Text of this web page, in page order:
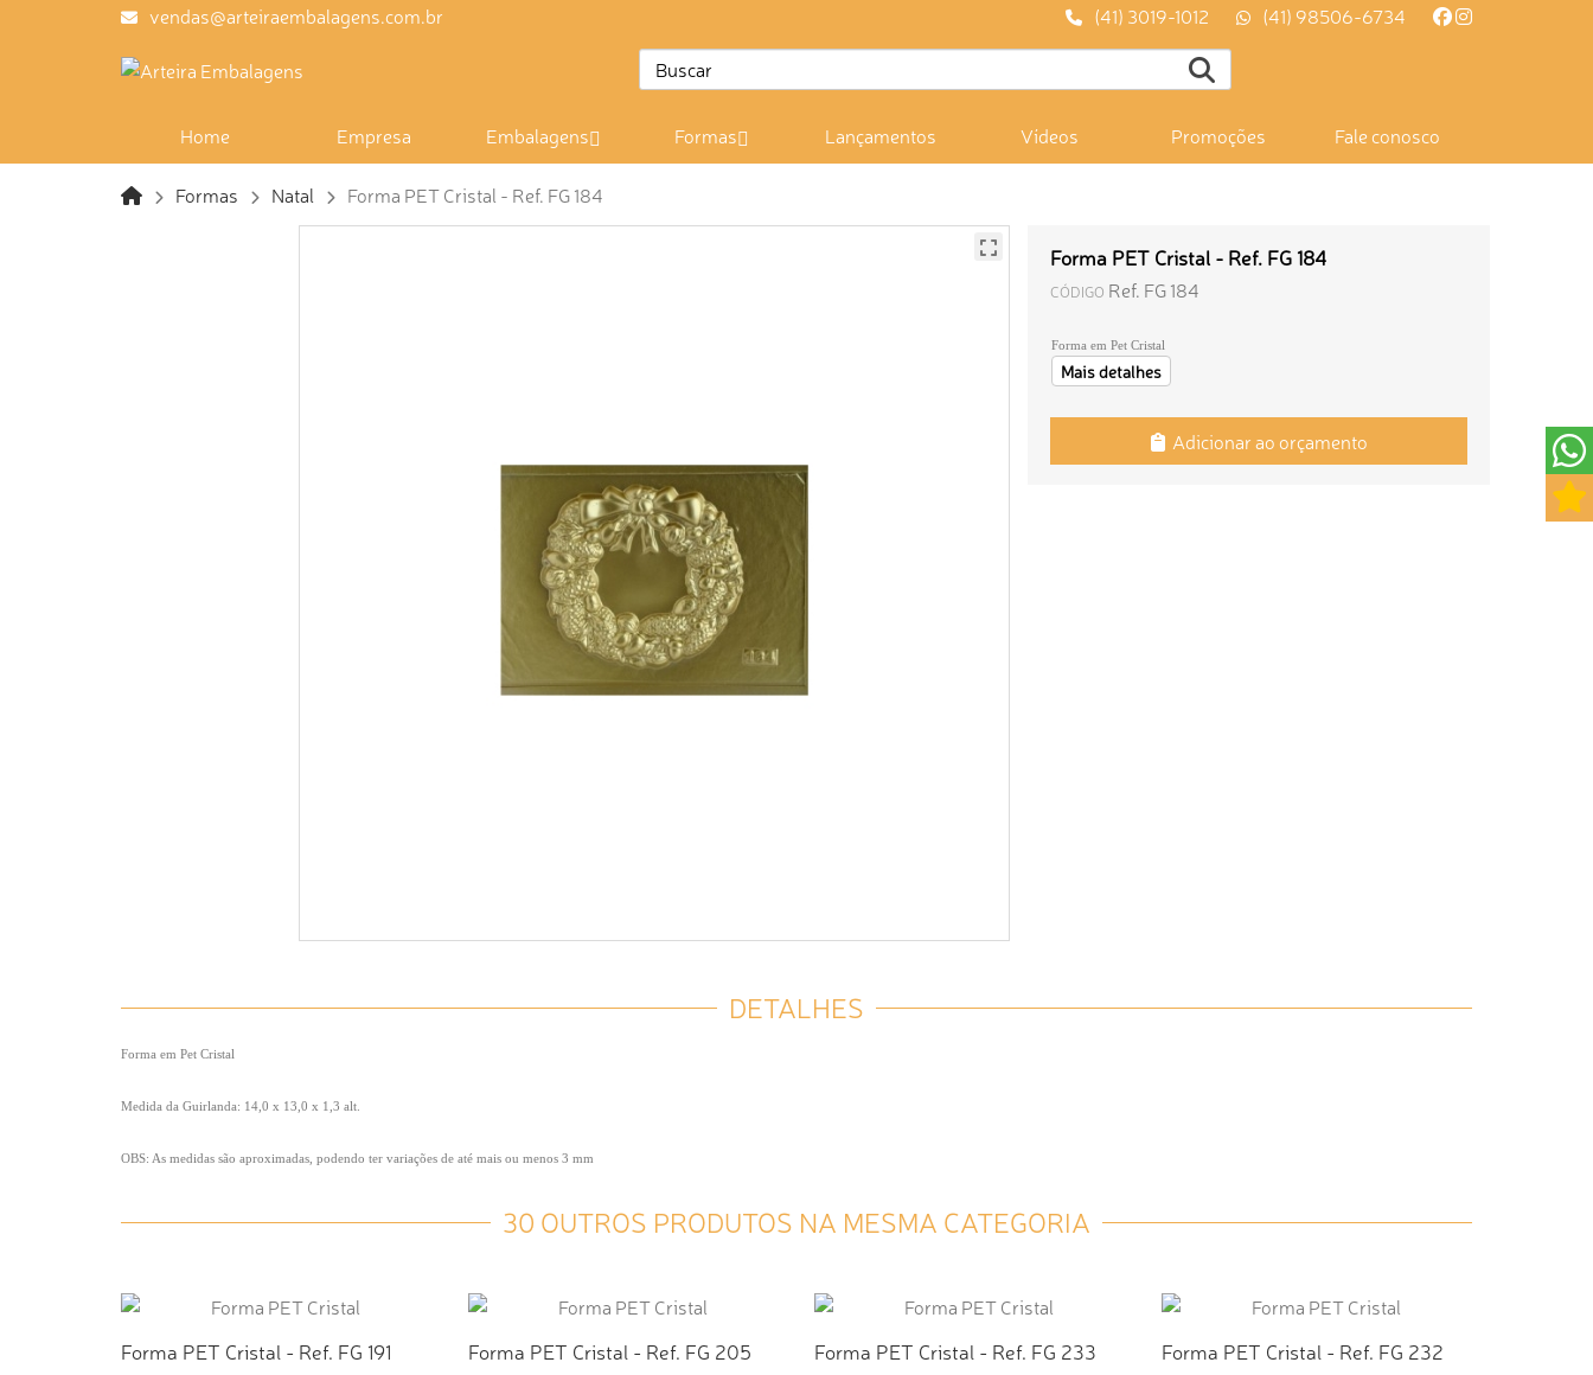
vendas@arteiraembalagens.com.br (41) 3019-1012 (41) 98506-6734
Home Empresa Embalagens Formas Lançamentos Vídeos Promoções Fale conosco
Formas Natal Forma PET Cristal - Ref. FG 184
Forma PET Cristal - Ref. FG 184
CÓDIGO Ref. FG 184
Forma em Pet Cristal
Mais detalhes
Adicionar ao orçamento
DETALHES
Forma em Pet Cristal
Medida da Guirlanda: 14,0 x 13,0 x 1,3 alt.
OBS: As medidas são aproximadas, podendo ter variações de até mais ou menos 3 mm
30 OUTROS PRODUTOS NA MESMA CATEGORIA
Forma PET Cristal - Ref. FG 191 Forma PET Cristal - Ref. FG 205 Forma PET Cristal - Ref. FG 233 Forma PET Cristal - Ref. FG 232